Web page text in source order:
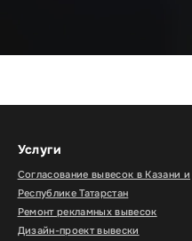
Услуги
Согласование вывесок в Казани и
Республике Татарстан
Ремонт рекламных вывесок
Дизайн-проект вывески